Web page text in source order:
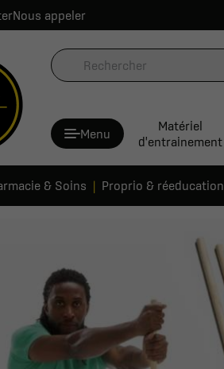
Nous appeler
Menu
Matériel
d'entrainement
& Soins Proprio & réeducation